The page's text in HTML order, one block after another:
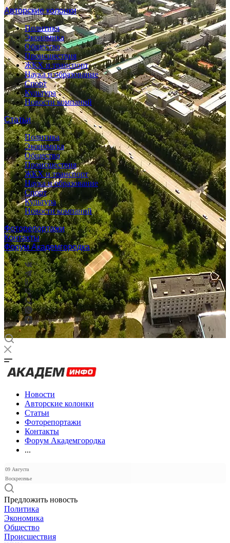
Авторские колонки
Политика
Экономика
Общество
Происшествия
ЖКХ и транспорт
Наука и образование
Спорт
Культура
Новости компаний
Статьи
Политика
Экономика
Общество
Происшествия
ЖКХ и транспорт
Наука и образование
Спорт
Культура
Новости компаний
Фоторепортажи
Контакты
Форум Академгородка
Новости
Авторские колонки
Статьи
Фоторепортажи
Контакты
Форум Академгородка
...
09 Августа
Воскресенье
Предложить новость
Политика
Экономика
Общество
Происшествия